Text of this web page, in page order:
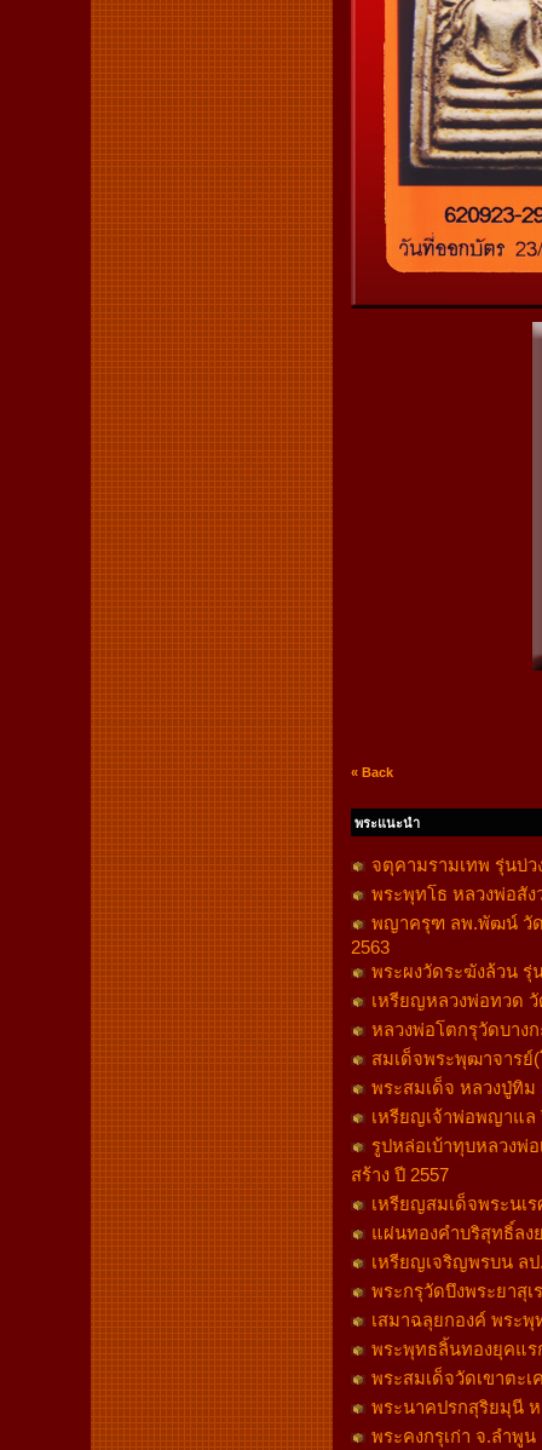
« Back
พระแนะนำ
จตุคามรามเทพ รุ่นบ่ว
พระพุทโธ หลวงพ่อสั
พญาครุฑ ลพ.พัฒน์ วัด
2563
พระผงวัดระฆังล้วน
เหรียญหลวงพ่อทวด
หลวงพ่อโตกรุวัดบาง
สมเด็จพระพุฒาจารย์
พระสมเด็จ หลวงปู่ทิ
เหรียญเจ้าพ่อพญาแล
รูปหล่อเบ้าทุบหลวงพ่
สร้าง ปี 2557
เหรียญสมเด็จพระนเ
แผ่นทองคำบริสุทธิ์ลง
เหรียญเจริญพรบน ล
พระกรุวัดบึงพระยาสุ
เสมาฉลุยกองค์ พระ
พระพุทธลิ้นทองยุคแร
พระสมเด็จวัดเขาตะ
พระนาคปรกสุริยมุนี
พระคงกรุเก่า จ.ลำพูน